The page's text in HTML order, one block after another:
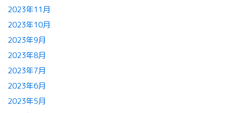
2023年11月
2023年10月
2023年9月
2023年8月
2023年7月
2023年6月
2023年5月